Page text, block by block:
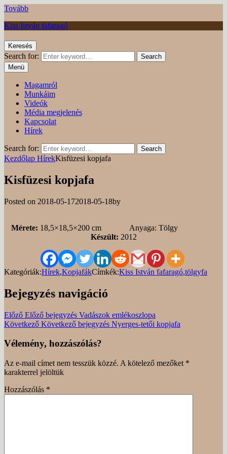
Tovább
Kiss István fafaragó
Keresés
Search for:
Search
Menü
Magamról
Munkáim
Videók
Média megjelenés
Kapcsolat
Hírek
Search for: Search
Kezdőlap HírekKisfüzesi kopjafa
Kisfüzesi kopjafa
Posted on 2018-05-172018-05-18by
Mérete: 18,5×18,5×200 cm Anyaga: Tölgy
Készült: 2012
Kategóriák:Hírek,KopjafákCímkék:Kiss István fafaragó,tölgyfa
Bejegyzés navigáció
Előző Előző bejegyzés Vadászok emlékoszlopa
Következő Következő bejegyzés Nyerges-tetői kopjafa
Vélemény, hozzászólás?
Az e-mail címet nem tesszük közzé. A kötelező mezőket *
karakterrel jelöltük
Hozzászólás *